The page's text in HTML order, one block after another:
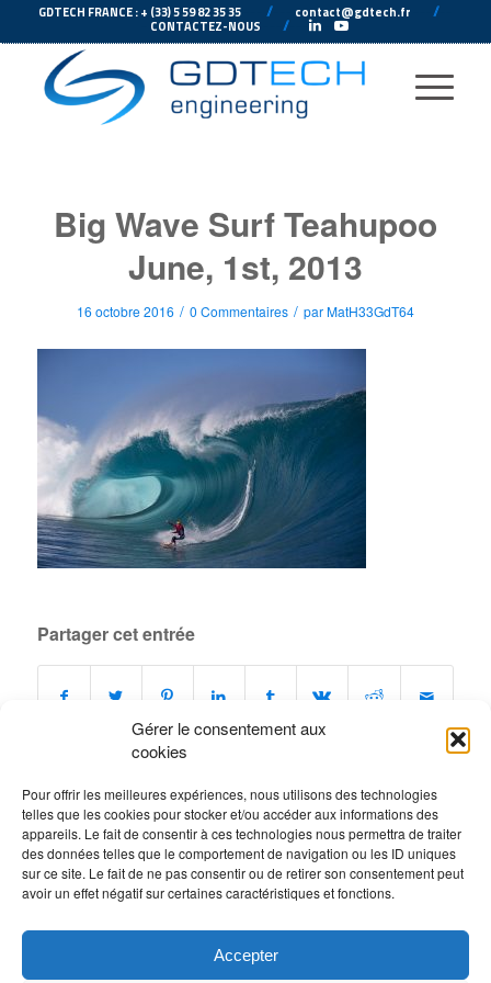
Gérer le consentement aux
cookies
Pour offrir les meilleures expériences, nous utilisons des technologies
telles que les cookies pour stocker et/ou accéder aux informations des
appareils. Le fait de consentir à ces technologies nous permettra de traiter
des données telles que le comportement de navigation ou les ID uniques
sur ce site. Le fait de ne pas consentir ou de retirer son consentement peut
avoir un effet négatif sur certaines caractéristiques et fonctions.
Accepter
GDTECH FRANCE : + (33) 5 59 82 35 35 //--- contact@gdtech.fr //--
CONTACTEZ-NOUS ---// ---
Big Wave Surf Teahupoo
June, 1st, 2013
16 octobre 2016 / 0 Commentaires / par MatH33GdT64
Partager cet entrée
0
RÉPONSES
Laisser un commentaire